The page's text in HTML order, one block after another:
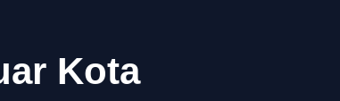
Kota